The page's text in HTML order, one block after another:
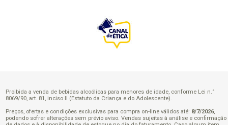
Proibida a venda de bebidas alcoólicas para menores de idade, conforme Lei n.°
8069/90, art. 81, inciso II (Estatuto da Criança e do Adolescente).
Preços, ofertas e condições exclusivas para compra on-line válidos até: 8/7/2026,
podendo sofrer alterações sem prévio aviso. Vendas sujeitas à análise e confirmação